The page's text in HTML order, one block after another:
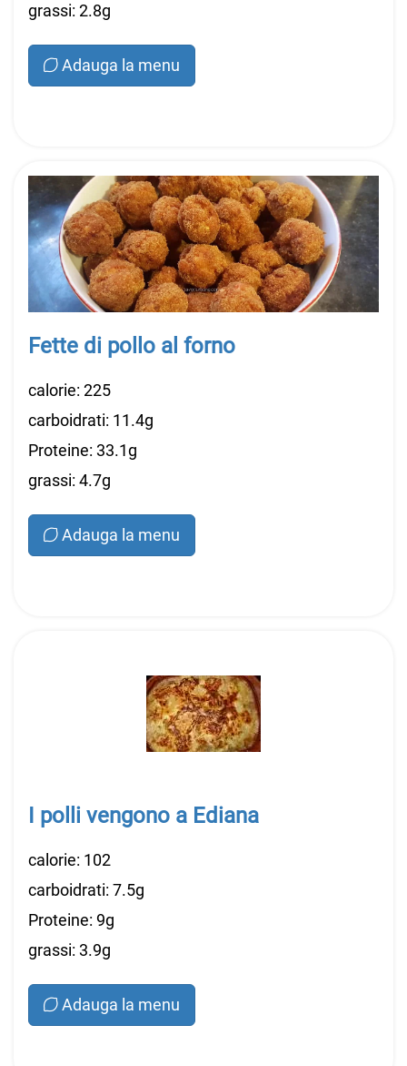
grassi: 2.8g
Adauga la menu
Fette di pollo al forno
calorie: 225
carboidrati: 11.4g
Proteine: 33.1g
grassi: 4.7g
Adauga la menu
I polli vengono a Ediana
calorie: 102
carboidrati: 7.5g
Proteine: 9g
grassi: 3.9g
Adauga la menu